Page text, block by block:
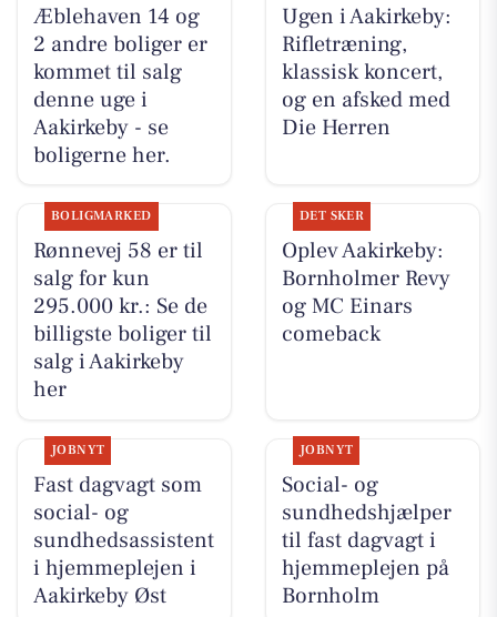
Æblehaven 14 og
2 andre boliger er
kommet til salg
denne uge i
Aakirkeby - se
boligerne her.
Ugen i Aakirkeby:
Rifletræning,
klassisk koncert,
og en afsked med
Die Herren
BOLIGMARKED
Rønnevej 58 er til
salg for kun
295.000 kr.: Se de
billigste boliger til
salg i Aakirkeby
her
DET SKER
Oplev Aakirkeby:
Bornholmer Revy
og MC Einars
comeback
JOBNYT
Fast dagvagt som
social- og
sundhedsassistent
i hjemmeplejen i
Aakirkeby Øst
JOBNYT
Social- og
sundhedshjælper
til fast dagvagt i
hjemmeplejen på
Bornholm